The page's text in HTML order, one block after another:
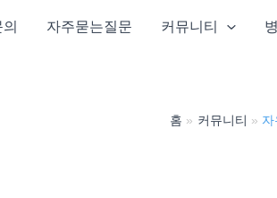
자주묻는질문 커뮤니티
홈 커뮤니티